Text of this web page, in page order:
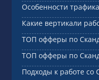
Особенности
Какие вертикали
ТОП офферы по
ТОП офферы по
Подходы к работе со